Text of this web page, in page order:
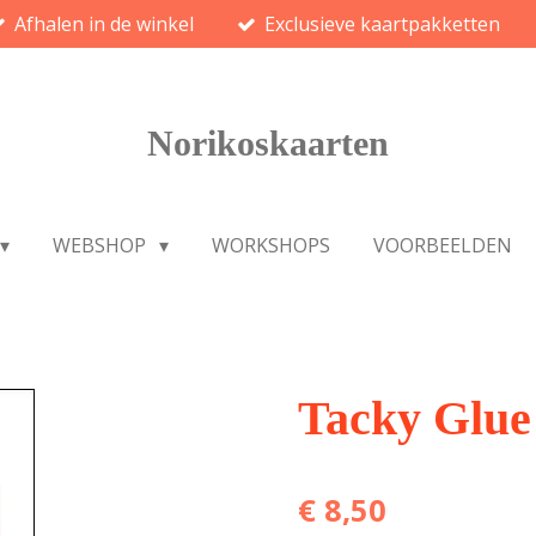
Afhalen in de winkel Exclusieve kaartpakketten
Norikoskaarten
WEBSHOP WORKSHOPS VOORBEELDEN
Tacky
€ 8,50